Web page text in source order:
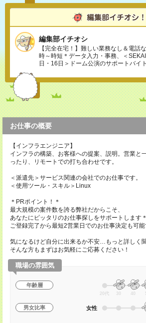
編集部イチオシ
【完全在宅！】難しい業務なし＆電話
時～時短＊データ入力・事務、＜
日・16日＞ドーム公演のサポートバイ
お仕事の概要
【インフラエンジニア】
インフラの構築、お客様への提案、説明。営業と
ったり、リモートでの打ち合わせです。
＜派遣先＞サービス関連の会社でのお仕事です。
＜使用ツール・スキル＞Linux
＊PRポイント！＊
最大規模の案件数を誇る弊社だからこそ、
あなたにピッタリのお仕事探しをサポートします＊
ご登録完了から最短2営業日でのお仕事決定も可能
気になるけど自分に出来るか不安…もっと詳しく
そんな方もまずはお気軽にご応募ください！
職場の雰囲気
年齢層
20代 30 40
男女比率 女性